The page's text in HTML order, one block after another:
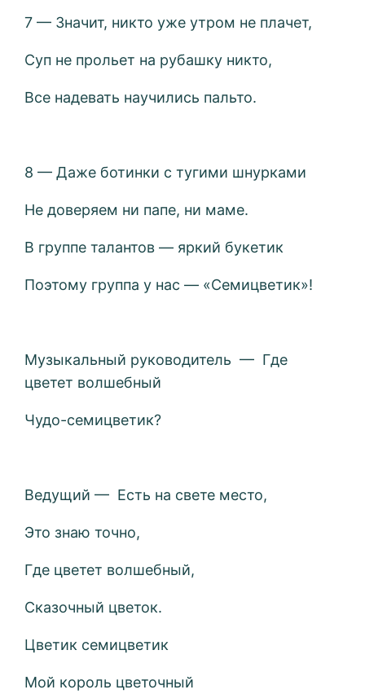
7 — Значит, никто уже утром не плачет,
Суп не прольет на рубашку никто,
Все надевать научились пальто.
8 — Даже ботинки с тугими шнурками
Не доверяем ни папе, ни маме.
В группе талантов — яркий букетик
Поэтому группа у нас — «Семицветик»!
Музыкальный руководитель — Где
цветет волшебный
Чудо-семицветик?
Ведущий — Есть на свете место,
Это знаю точно,
Где цветет волшебный,
Сказочный цветок.
Цветик семицветик
Мой король цветочный